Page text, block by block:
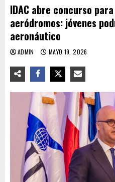
IDAC abre concurso
aeródromos: jóvenes
aeronáutico
ADMIN MAYO 19, 2026